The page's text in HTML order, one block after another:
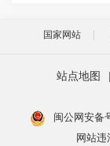
国家网站
站点地图
闽公网安备
网站